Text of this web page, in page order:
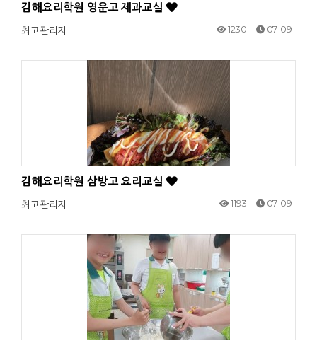
김해요리학원 영운고 제과교실
최고관리자 1230 07-09
김해요리학원 삼방고 요리교실
최고관리자 1193 07-09